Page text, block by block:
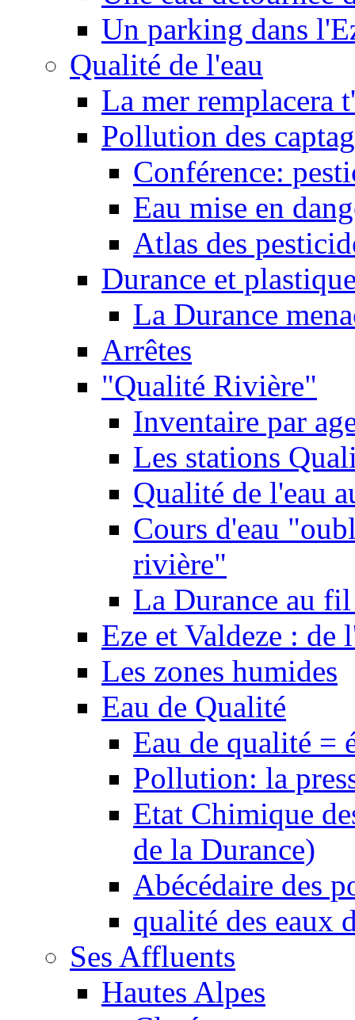
Un parking dans
Qualité de l'eau
La mer remplacera
Pollution des
Conférence:
Eau mise en
Atlas des
Durance et
La Durance
Arrêtes
"Qualité Rivière"
Inventaire par
Les stations
Qualité de l'eau
Cours d'eau
rivière"
La Durance au
Eze et Valdeze : de
Les zones humides
Eau de Qualité
Eau de qualité =
Pollution: la
Etat Chimique
de la Durance)
Abécédaire des
qualité des eaux
Ses Affluents
Hautes Alpes